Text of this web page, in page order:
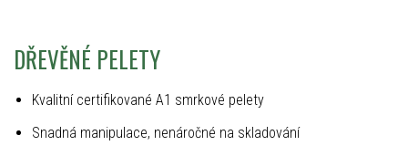
DŘEVĚNÉ PELETY
Kvalitní certifikované A1 smrkové pelety
Snadná manipulace, nenáročné na skladování